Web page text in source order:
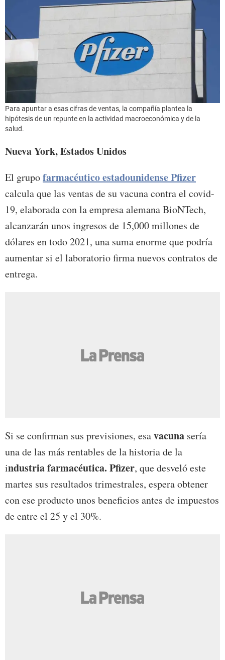
Para apuntar a esas cifras de ventas, la compañía plantea la
hipótesis de un repunte en la actividad macroeconómica y de la
salud.
Nueva York, Estados Unidos
El grupofarmacéutico estadounidense Pfizer
calcula que las ventas de su vacuna contra el covid-
19, elaborada con la empresa alemana BioNTech,
alcanzarán unos ingresos de 15,000 millones de
dólares en todo 2021, una suma enorme que podría
aumentar si el laboratorio firma nuevos contratos de
entrega.
Si se confirman sus previsiones, esavacuna sería
una de las más rentables de la historia de la
industria farmacéutica. Pfizer, que desveló este
martes sus resultados trimestrales, espera obtener
con ese producto unos beneficios antes de impuestos
de entre el 25 y el 30%.